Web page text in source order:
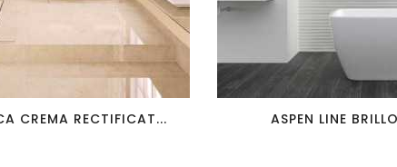
visibility
CREMA RECTIFICAT... ASPEN LINE